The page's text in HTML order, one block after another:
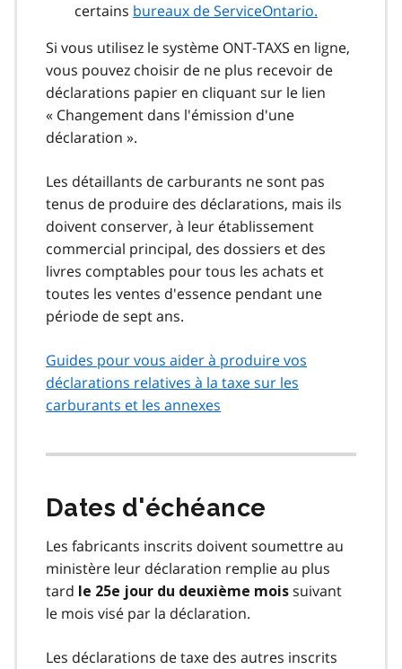
certains bureaux de ServiceOntario.
Si vous utilisez le système ONT‑TAXS en ligne,
vous pouvez choisir de ne plus recevoir de
déclarations papier en cliquant sur le lien
« Changement dans l'émission d'une
déclaration ».
Les détaillants de carburants ne sont pas
tenus de produire des déclarations, mais ils
doivent conserver, à leur établissement
commercial principal, des dossiers et des
livres comptables pour tous les achats et
toutes les ventes d'essence pendant une
période de sept ans.
Guides pour vous aider à produire vos
déclarations relatives à la taxe sur les
carburants et les annexes
Dates d'échéance
Les fabricants inscrits doivent soumettre au
ministère leur déclaration remplie au plus
tard le 25e jour du deuxième mois suivant
le mois visé par la déclaration.
Les déclarations de taxe des autres inscrits